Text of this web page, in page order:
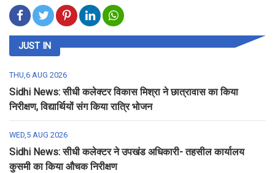
JUST IN
THU,6 AUG 2026
Sidhi News: सीधी कलेक्टर विकास मिश्रा ने छात्रावास का किया
निरीक्षण, विद्यार्थियों संग किया रात्रि भोजन
WED,5 AUG 2026
Sidhi News: सीधी कलेक्टर ने उपखंड अधिकारी- तहसील कार्यालय
कुसमी का किया औचक निरीक्षण